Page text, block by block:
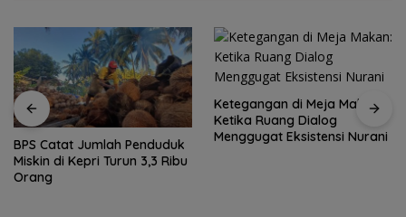
BPS Catat Jumlah Penduduk
Miskin di Kepri Turun 3,3 Ribu
Orang
Ketegangan di Meja Makan:
Ketika Ruang Dialog
Menggugat Eksistensi Nurani